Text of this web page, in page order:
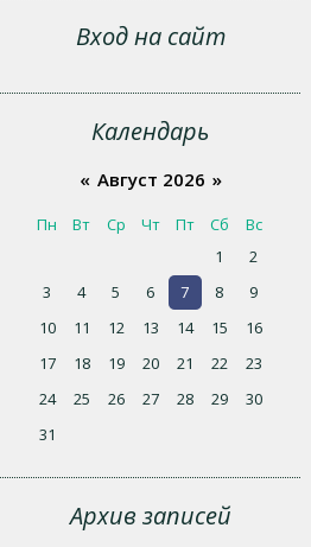
Вход на сайт
Календарь
« Август 2026 »
Пн Вт Ср Чт Пт Сб
Вс
1
2
3
4 5 6 7 8
9
10
11 12 13 14 15
16
17
18 19 20 21 22
23
24
25 26 27 28 29
30
31
Архив записей